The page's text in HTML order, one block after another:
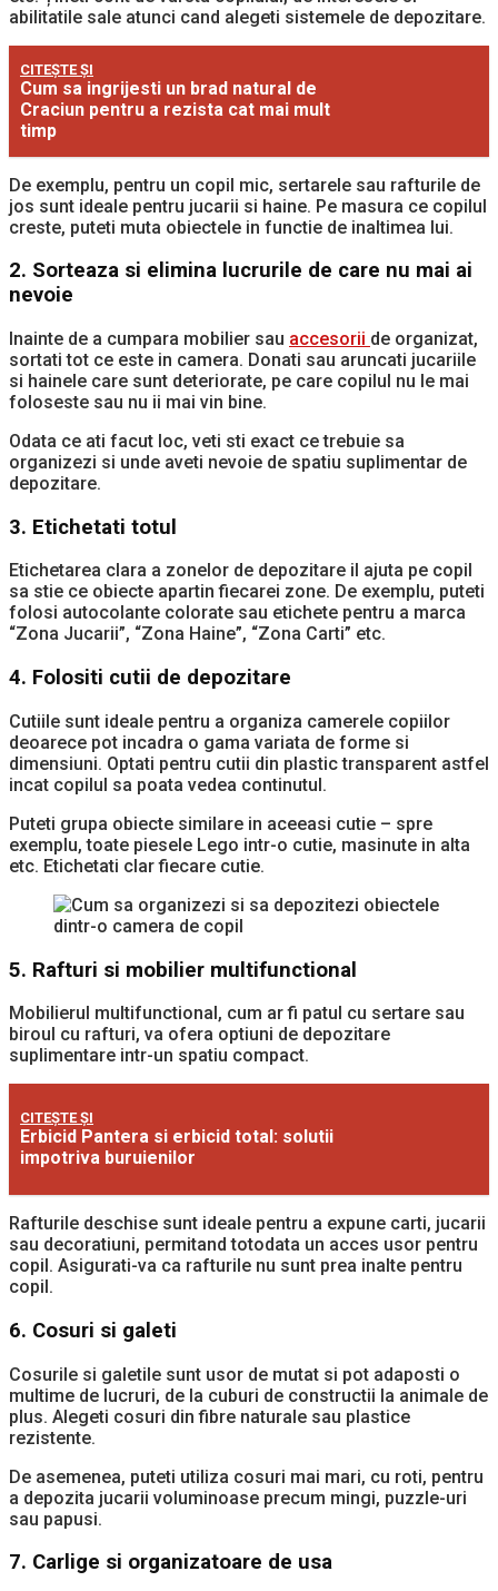
abilitatile sale atunci cand alegeti sistemele de depozitare.
CITEȘTE ȘI
Cum sa ingrijesti un brad natural de
Craciun pentru a rezista cat mai mult
timp
De exemplu, pentru un copil mic, sertarele sau rafturile de
jos sunt ideale pentru jucarii si haine. Pe masura ce copilul
creste, puteti muta obiectele in functie de inaltimea lui.
2. Sorteaza si elimina lucrurile de care nu mai ai
nevoie
Inainte de a cumpara mobilier sau accesorii de organizat,
sortati tot ce este in camera. Donati sau aruncati jucariile
si hainele care sunt deteriorate, pe care copilul nu le mai
foloseste sau nu ii mai vin bine.
Odata ce ati facut loc, veti sti exact ce trebuie sa
organizezi si unde aveti nevoie de spatiu suplimentar de
depozitare.
3. Etichetati totul
Etichetarea clara a zonelor de depozitare il ajuta pe copil
sa stie ce obiecte apartin fiecarei zone. De exemplu, puteti
folosi autocolante colorate sau etichete pentru a marca
“Zona Jucarii”, “Zona Haine”, “Zona Carti” etc.
4. Folositi cutii de depozitare
Cutiile sunt ideale pentru a organiza camerele copiilor
deoarece pot incadra o gama variata de forme si
dimensiuni. Optati pentru cutii din plastic transparent astfel
incat copilul sa poata vedea continutul.
Puteti grupa obiecte similare in aceeasi cutie – spre
exemplu, toate piesele Lego intr-o cutie, masinute in alta
etc. Etichetati clar fiecare cutie.
5. Rafturi si mobilier multifunctional
Mobilierul multifunctional, cum ar fi patul cu sertare sau
biroul cu rafturi, va ofera optiuni de depozitare
suplimentare intr-un spatiu compact.
CITEȘTE ȘI
Erbicid Pantera si erbicid total: solutii
impotriva buruienilor
Rafturile deschise sunt ideale pentru a expune carti, jucarii
sau decoratiuni, permitand totodata un acces usor pentru
copil. Asigurati-va ca rafturile nu sunt prea inalte pentru
copil.
6. Cosuri si galeti
Cosurile si galetile sunt usor de mutat si pot adaposti o
multime de lucruri, de la cuburi de constructii la animale de
plus. Alegeti cosuri din fibre naturale sau plastice
rezistente.
De asemenea, puteti utiliza cosuri mai mari, cu roti, pentru
a depozita jucarii voluminoase precum mingi, puzzle-uri
sau papusi.
7. Carlige si organizatoare de usa